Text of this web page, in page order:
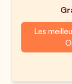
Les